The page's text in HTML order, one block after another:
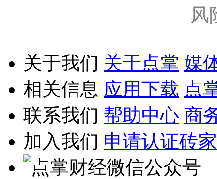
风
关于我们 关于点掌 媒
相关信息 应用下载 点
联系我们 帮助中心 商
加入我们 申请认证砖家